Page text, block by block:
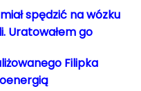
spędzić na wózku
Uratowałem go
Filipka